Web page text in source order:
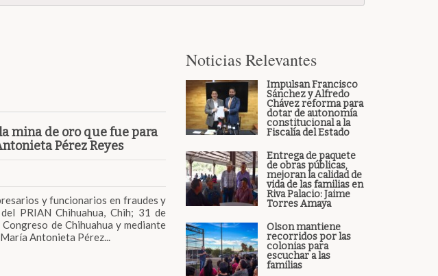
mina de oro que fue para
Pérez Reyes
y funcionarios en fraudes y
PRIAN Chihuahua, Chih; 31 de
de Chihuahua y mediante
Antonieta Pérez...
Noticias Relevantes
Impulsan Francisco
Sánchez y Alfredo
Chávez reforma para
dotar de autonomía
constitucional a la
Fiscalía del Estado
Entrega de paquete
de obras públicas,
mejoran la calidad de
vida de las familias en
Riva Palacio: Jaime
Torres Amaya
Olson mantiene
recorridos por las
colonias para
escuchar a las
familias